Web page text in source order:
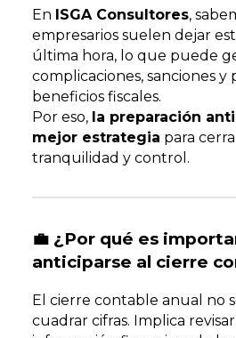
En ISGA Consultores,
empresarios suelen dejar
última hora, lo que puede
complicaciones, sanciones y
beneficios fiscales.
Por eso, la preparación
mejor estrategia para
tranquilidad y control.
💼 ¿Por qué es
anticiparse al cierre
El cierre contable anual no
cuadrar cifras. Implica